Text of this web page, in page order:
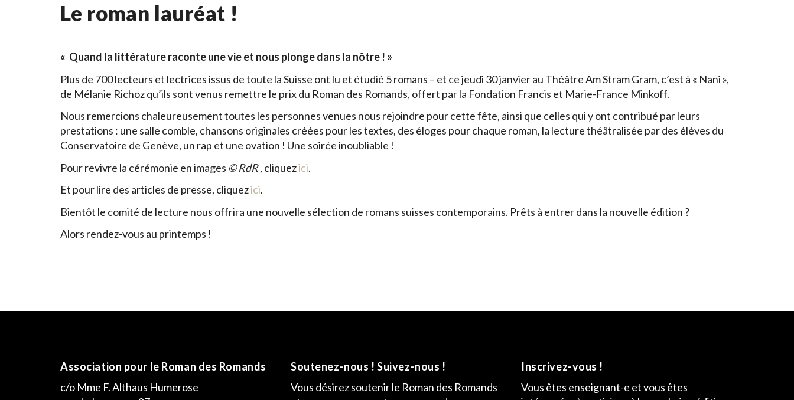
Le roman lauréat !
« Quand la littérature raconte une vie et nous plonge dans la nôtre ! »
Plus de 700 lecteurs et lectrices issus de toute la Suisse ont lu et étudié 5 romans – et ce jeudi 30 janvier au Théâtre Am Stram Gram, c’est à « Nani »,
de Mélanie Richoz qu’ils sont venus remettre le prix du Roman des Romands, offert par la Fondation Francis et Marie-France Minkoff.
Nous remercions chaleureusement toutes les personnes venues nous rejoindre pour cette fête, ainsi que celles qui y ont contribué par leurs
prestations : une salle comble, chansons originales créées pour les textes, des éloges pour chaque roman, la lecture théâtralisée par des élèves du
Conservatoire de Genève, un rap et une ovation ! Une soirée inoubliable !
Pour revivre la cérémonie en images © RdR, cliquezici.
Et pour lire des articles de presse, cliquezici.
Bientôt le comité de lecture nous offrira une nouvelle sélection de romans suisses contemporains. Prêts à entrer dans la nouvelle édition ?
Alors rendez-vous au printemps !
Association pour le Roman des Romands
c/o Mme F. Althaus Humerose
Soutenez-nous ! Suivez-nous !
Vous désirez soutenir le Roman des Romands
Inscrivez-vous !
Vous êtes enseignant-e et vous êtes